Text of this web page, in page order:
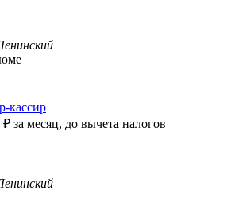
кассир
₽ за месяц, до вычета налогов